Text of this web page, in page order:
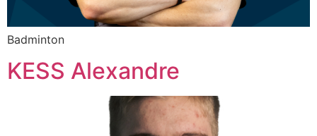
Badminton
KESS Alexandre